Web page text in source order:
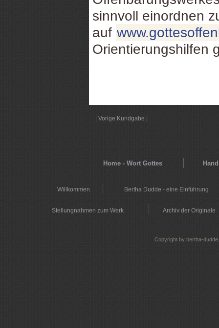
sinnvoll einordnen
auf
Orientierungshilfen
Vorige Kundgabe
Home - Wort Gottes
Willkommen Bertha Dudde - eine Einführung
Stellungnahmen zum Werk Archiv der Originale
Copyright by bertha-